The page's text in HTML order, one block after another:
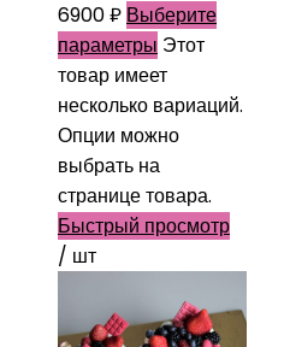
6900₽ Выберите
параметры Этот
товар имеет
несколько вариаций.
Опции можно
выбрать на
странице товара.
Быстрый просмотр
/ шт